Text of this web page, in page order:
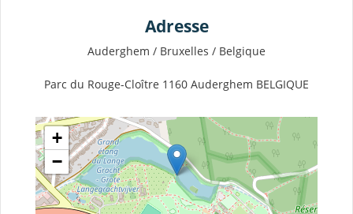
Adresse
Auderghem / Bruxelles / Belgique
Parc du Rouge-Cloître 1160 Auderghem BELGIQUE
+
−